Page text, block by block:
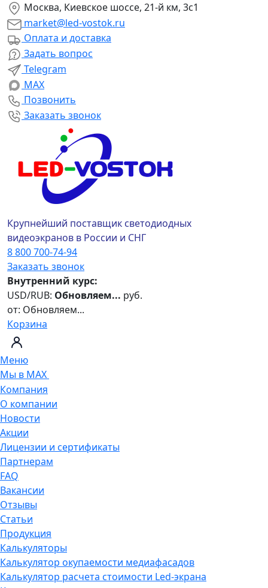
Москва, Киевское шоссе, 21-й км, 3с1
market@led-vostok.ru
Оплата и доставка
Задать вопрос
Telegram
MAX
Позвонить
Заказать звонок
Крупнейший поставщик светодиодных
видеоэкранов в России и СНГ
8 800 700-74-94
Заказать звонок
Внутренний курс:
USD/RUB: Обновляем... руб.
от: Обновляем...
Корзина
Меню
Мы в MAX
Компания
О компании
Новости
Акции
Лицензии и сертификаты
Партнерам
FAQ
Вакансии
Отзывы
Статьи
Продукция
Калькуляторы
Калькулятор окупаемости медиафасадов
Калькулятор расчета стоимости Led-экрана